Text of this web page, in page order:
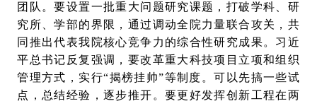
团队。要设置一批重大问题研究课题，打破学科、研
究所、学部的界限，通过调动全院力量联合攻关，共
同推出代表我院核心竞争力的综合性研究成果。习近
平总书记反复强调，要改革重大科技项目立项和组织
管理方式，实行“揭榜挂帅”等制度。可以先搞一些试
点，总结经验，逐步推开。要更好发挥创新工程在两